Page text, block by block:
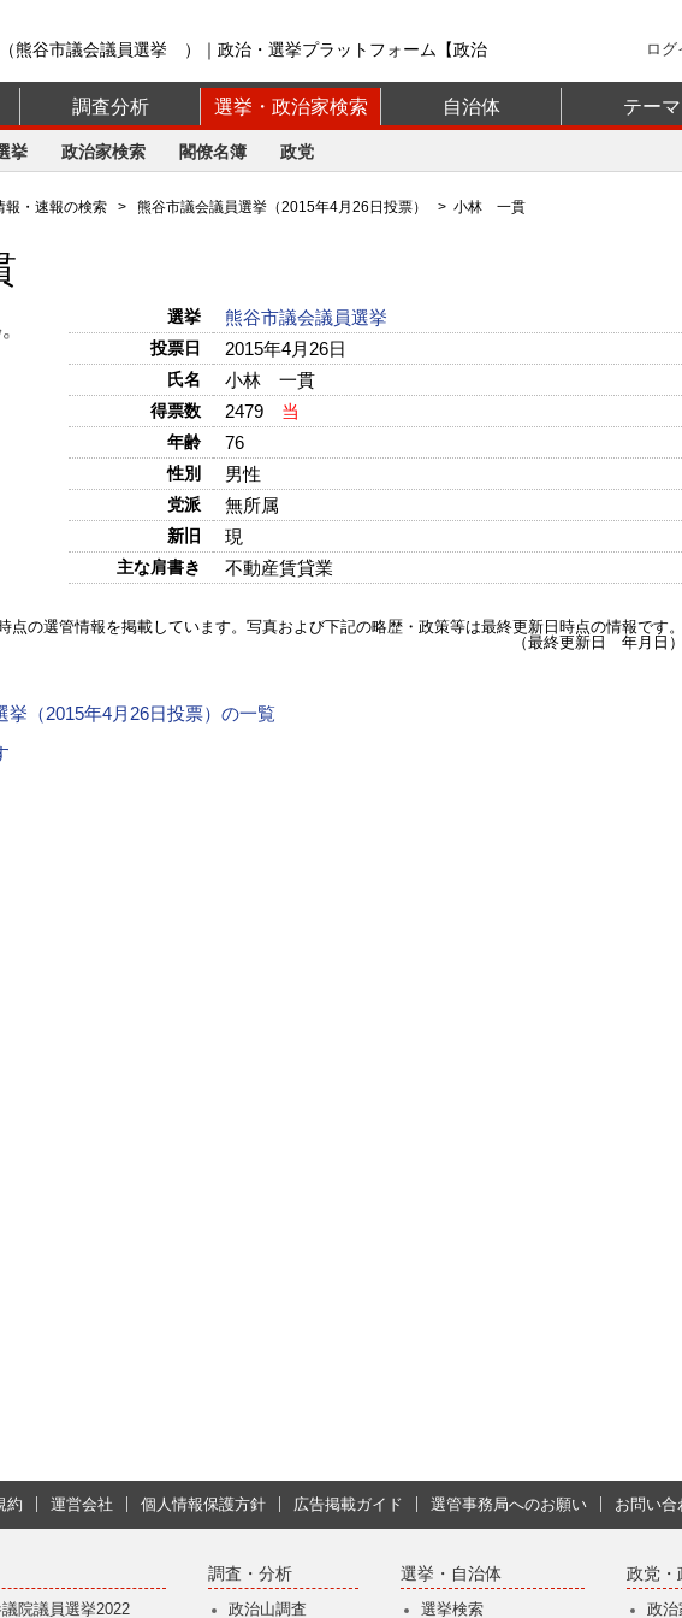
熊谷市議会議員選挙 ）｜政治・選挙プラットフォーム【政治
ログ
調査分析 選挙・政治家検索 自治体 テーマ
挙 政治家検索 閣僚名簿 政党
報・速報の検索 > 熊谷市議会議員選挙（2015年4月26日投票） > 小林 一貫
選挙 熊谷市議会議員選挙
投票日 2015年4月26日
氏名 小林 一貫
得票数 2479 当
年齢 76
性別 男性
党派 無所属
新旧 現
主な肩書き 不動産賃貸業
点の選管情報を掲載しています。写真および下記の略歴・政策等は最終更新日時点の情報です。
（最終更新日 年月日）
挙（2015年4月26日投票）の一覧
約 運営会社 個人情報保護方針 広告掲載ガイド 選管事務局へのお願い お問い合
院議員選挙2022
調査・分析
政治山調査
選挙・自治体
選挙検索
政党・
政治